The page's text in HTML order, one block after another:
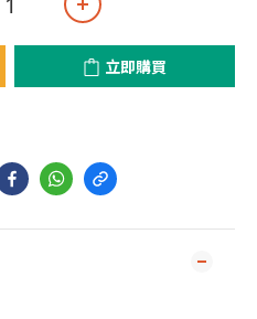
立即購買